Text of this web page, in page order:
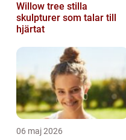
Willow tree stilla
skulpturer som talar till
hjärtat
06 maj 2026